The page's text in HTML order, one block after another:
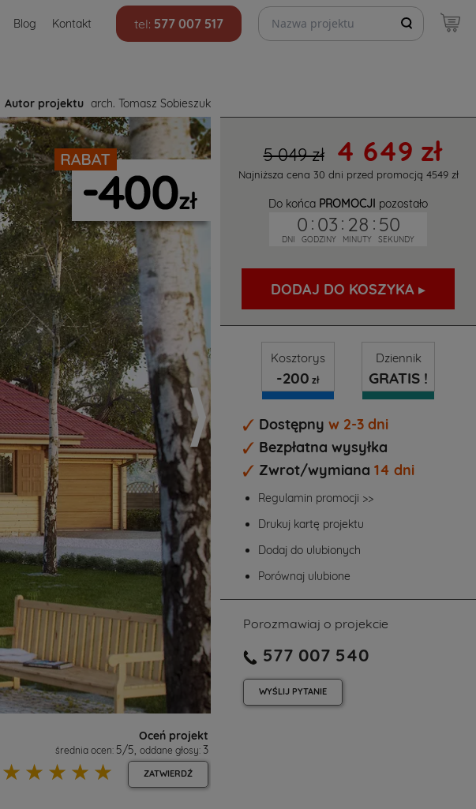
Blog Kontakt tel: 577 007 517
Szukaj projektów
Autor projektu arch. Tomasz Sobieszuk
Oceń projekt
średnia ocen: 5/5, oddane głosy: 3
☆
☆
☆
☆
☆ ZATWIERDŹ
5 049 zł 4 649 zł
Najniższa cena 30 dni przed promocją 4549 zł
Do końca PROMOCJI pozostało
0 : 03 : 28 : 49
DNI GODZINY MINUTY SEKUNDY
DODAJ DO KOSZYKA ▸
Kosztorys
-200 zł
Dziennik
GRATIS !
Dostępny w 2-3 dni
Bezpłatna wysyłka
Zwrot/wymiana 14 dni
Regulamin promocji >>
Drukuj kartę projektu
Dodaj do ulubionych
Porównaj ulubione
Porozmawiaj o projekcie
577 007 540
WYŚLIJ PYTANIE